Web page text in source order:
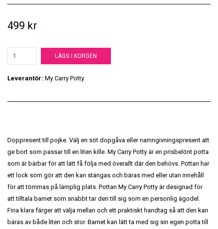
499 kr
LÄGG I KORGEN
Leverantör: My Carry Potty
Doppresent till pojke. Välj en söt dopgåva eller namngivningspresent att
ge bort som passar till en liten kille. My Carry Potty är en prisbelönt potta
som är bärbar för att lätt få följa med överallt där den behövs. Pottan har
ett lock som gör att den kan stängas och bäras med eller utan innehåll
för att tömmas på lämplig plats. Pottan My Carry Potty är designad för
att tilltala barnet som snabbt tar den till sig som en personlig ägodel.
Fina klara färger att välja mellan och ett praktiskt handtag så att den kan
bäras av både liten och stor. Barnet kan lätt ta med sig sin egen potta till